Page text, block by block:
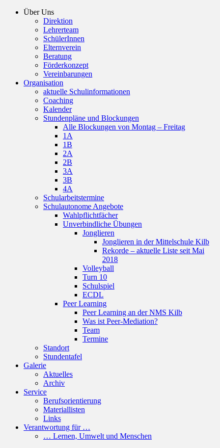
Über Uns
Direktion
Lehrerteam
SchülerInnen
Elternverein
Beratung
Förderkonzept
Vereinbarungen
Organisation
aktuelle Schulinformationen
Coaching
Kalender
Stundenpläne und Blockungen
Alle Blockungen von Montag – Freitag
1A
1B
2A
2B
3A
3B
4A
Schularbeitstermine
Schulautonome Angebote
Wahlpflichtfächer
Unverbindliche Übungen
Jonglieren
Jonglieren in der Mittelschule Kilb
Rekorde – aktuelle Liste seit Mai
2018
Volleyball
Turn 10
Schulspiel
ECDL
Peer Learning
Peer Learning an der NMS Kilb
Was ist Peer-Mediation?
Team
Termine
Standort
Stundentafel
Galerie
Aktuelles
Archiv
Service
Berufsorientierung
Materiallisten
Links
Verantwortung für …
… Lernen, Umwelt und Menschen